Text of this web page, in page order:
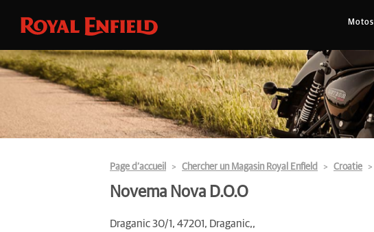
Motos
Page d’accueil Chercher un Magasin Royal Enfield Croatie
Novema Nova D.O.O
Draganic 30/1, 47201, Draganic,,